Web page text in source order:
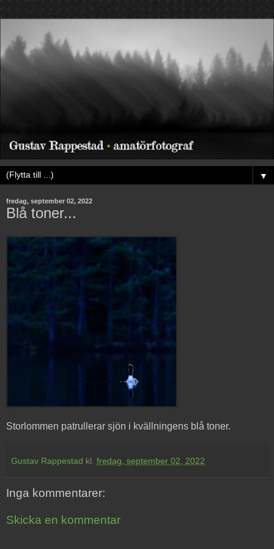
▼
fredag, september 02, 2022
Blå toner...
Storlommen patrullerar sjön i kvällningens blå toner.
Gustav Rappestad kl. fredag, september 02, 2022
Inga kommentarer:
Skicka en kommentar